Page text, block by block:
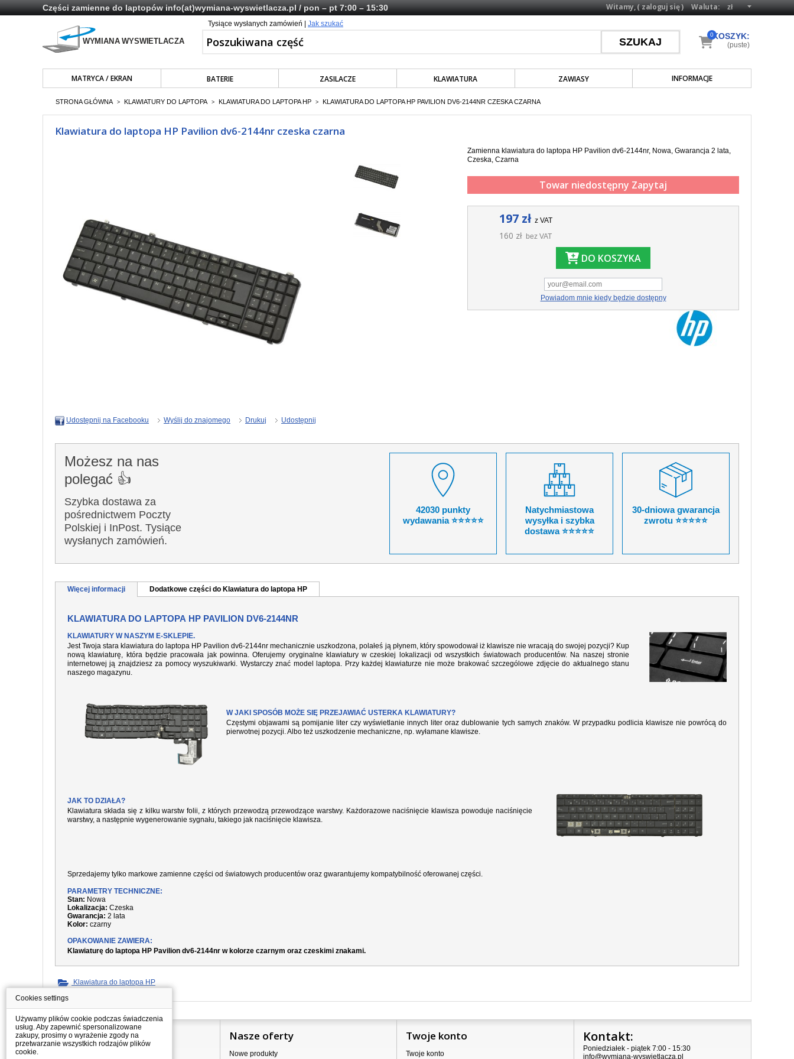
Części zamienne do laptopówinfo(at)wymiana-wyswietlacza.pl/ pon – pt 7:00 – 15:30 Waluta:
Witamy, (zaloguj się)
Tysiące wysłanych zamówień | Jak szukać
MATRYCA / EKRAN BATERIE ZASILACZE KLAWIATURA ZAWIASY INFORMACJE
KOSZYK:
0
(puste)
STRONA GŁÓWNA > KLAWIATURY DO LAPTOPA > KLAWIATURA DO LAPTOPA HP > KLAWIATURA DO LAPTOPA HP PAVILION DV6-2144NR CZESKA CZARNA
Klawiatura do laptopa HP Pavilion dv6-2144nr czeska czarna
Zamienna klawiatura do laptopa HP Pavilion dv6-2144nr, Nowa, Gwarancja 2 lata,
Czeska, Czarna
Towar niedostępny Zapytaj
197 zł z VAT
160 zł bez VAT
DO KOSZYKA
Powiadom mnie kiedy będzie dostępny
Udostępnij na Facebooku Wyślij do znajomego Drukuj Udostępnij
Możesz na nas
polegać 👍
Szybka dostawa za
pośrednictwem Poczty
Polskiej i InPost. Tysiące
wysłanych zamówień.
42030 punkty
wydawania ⭐⭐⭐⭐⭐
Natychmiastowa
wysyłka i szybka
dostawa ⭐⭐⭐⭐⭐
30-dniowa gwarancja
zwrotu ⭐⭐⭐⭐⭐
Więcej informacji Dodatkowe części do Klawiatura do laptopa HP
KLAWIATURA DO LAPTOPA HP PAVILION DV6-2144NR
KLAWIATURY W NASZYM E-SKLEPIE.
Jest Twoja stara klawiatura do laptopa HP Pavilion dv6-2144nr mechanicznie uszkodzona, polałeś ją płynem, który spowodował iż klawisze nie wracają do swojej pozycji? Kup
nową klawiaturę, która będzie pracowała jak powinna. Oferujemy oryginalne klawiatury w czeskiej lokalizacji od wszystkich światowach producentów. Na naszej stronie
internetowej ją znajdziesz za pomocy wyszukiwarki. Wystarczy znać model laptopa. Przy każdej klawiaturze nie może brakować szczególowe zdjęcie do aktualnego stanu
naszego magazynu.
W JAKI SPOSÓB MOŻE SIĘ PRZEJAWIAĆ USTERKA KLAWIATURY?
Częstymi objawami są pomijanie liter czy wyświetlanie innych liter oraz dublowanie tych samych znaków. W przypadku podlicia klawisze nie powrócą do
pierwotnej pozycji. Albo też uszkodzenie mechaniczne, np. wyłamane klawisze.
JAK TO DZIAŁA?
Klawiatura składa się z kilku warstw folii, z których przewodzą przewodzące warstwy. Każdorazowe naciśnięcie klawisza powoduje naciśnięcie
warstwy, a następnie wygenerowanie sygnału, takiego jak naciśnięcie klawisza.
Sprzedajemy tylko markowe zamienne części od światowych producentów oraz gwarantujemy kompatybilność oferowanej części.
PARAMETRY TECHNICZNE:
Stan: Nowa
Lokalizacja: Czeska
Gwarancja: 2 lata
Kolor: czarny
OPAKOWANIE ZAWIERA:
Klawiaturę do laptopa HP Pavilion dv6-2144nr w kolorze czarnym oraz czeskimi znakami.
Klawiatura do laptopa HP
Informacje Nasze oferty
Nowe produkty
Twoje konto
Twoje konto
Kontakt:
Poniedziałek - piątek 7:00 - 15:30
info@wymiana-wyswietlacza.pl
Cookies settings
Używamy plików cookie podczas świadczenia
usług. Aby zapewnić spersonalizowane
zakupy, prosimy o wyrażenie zgody na
przetwarzanie wszystkich rodzajów plików
cookie.